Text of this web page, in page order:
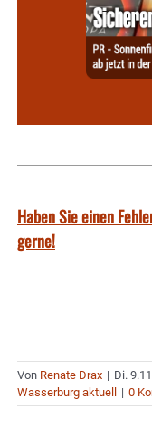
Haben Sie einen
gerne!
Von Renate Drax | Di.
Wasserburg aktuell
| 0